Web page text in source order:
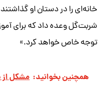
خانه‌ای را در دستان او
شربت‌گل وعده داد که برای
توجه خاص خواهد کرد.»
همچنین بخوانید: مشکل از